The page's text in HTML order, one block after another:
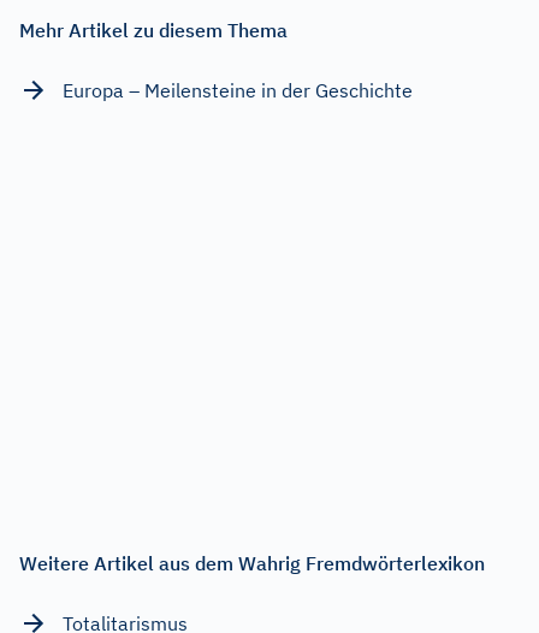
Mehr Artikel zu diesem Thema
Europa – Meilensteine in der Geschichte
Weitere Artikel aus dem Wahrig Fremdwörterlexikon
Totalitarismus